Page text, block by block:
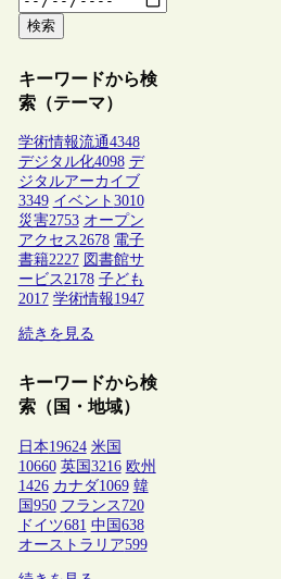
検索
キーワードから検
索（テーマ）
学術情報流通4348
デジタル化4098 デ
ジタルアーカイブ
3349 イベント 3010
災害2753 オープン
アクセス2678 電子
書籍2227 図書館サ
ービス2178 子ども
2017 学術情報1947
続きを見る
キーワードから検
索（国・地域）
日本19624 米国
10660 英国3216 欧州
1426 カナダ1069 韓
国950 フランス 720
ドイツ681 中国638
オーストラリア599